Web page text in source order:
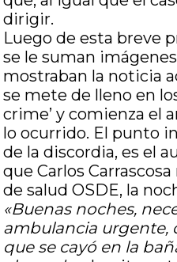
dirigir.
Luego de esta breve
se le suman
mostraban la noticia
se mete de lleno en
crime’ y comienza el
lo ocurrido. El punto
de la discordia, es el
que Carlos
de salud OSDE, la
«Buenas noches,
ambulancia urgente,
que se cayó en la